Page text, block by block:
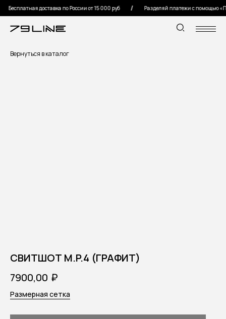
Бесплатная доставка по России от 15 000 руб Разделяй платежи с помощью
Вернуться в каталог
СВИТШОТ M.P.4 (ГРАФИТ)
7900,00 ₽
Размерная сетка